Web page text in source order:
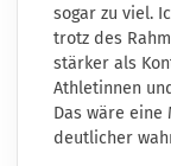
sogar zu viel.
trotz des
stärker als
Athletinnen
Das wäre eine
deutlicher